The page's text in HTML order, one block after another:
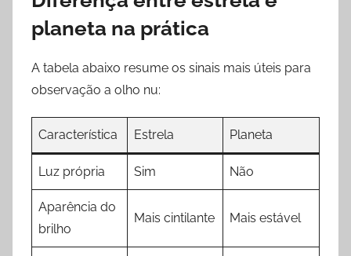
planeta na prática
A tabela abaixo resume os sinais mais úteis para
observação a olho nu:
Característica Estrela Planeta
Luz própria Sim Não
Aparência do
brilho
Mais cintilante Mais estável